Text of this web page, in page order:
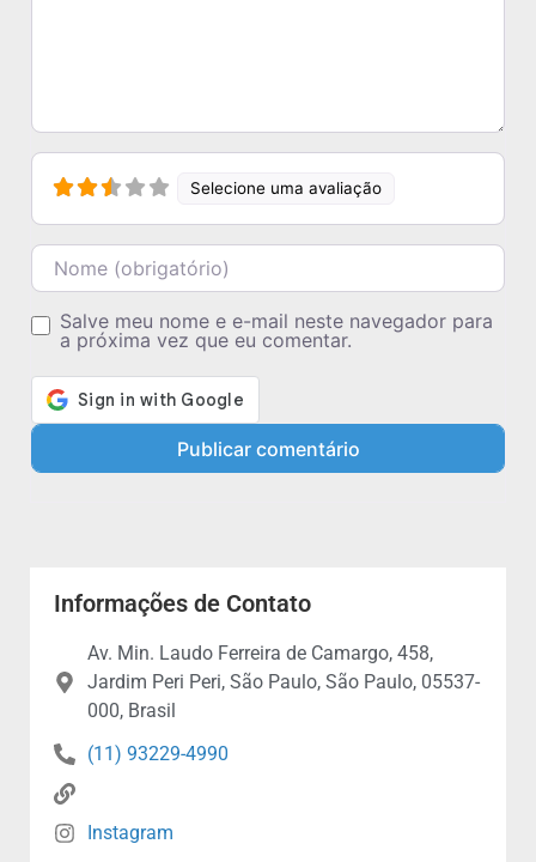
Selecione uma avaliação
Nome
Salve meu nome e e-mail neste navegador para
a próxima vez que eu comentar.
Informações de Contato
Av. Min. Laudo Ferreira de Camargo, 458,
Jardim Peri Peri, São Paulo, São Paulo, 05537-
000, Brasil
(11) 93229-4990
Instagram